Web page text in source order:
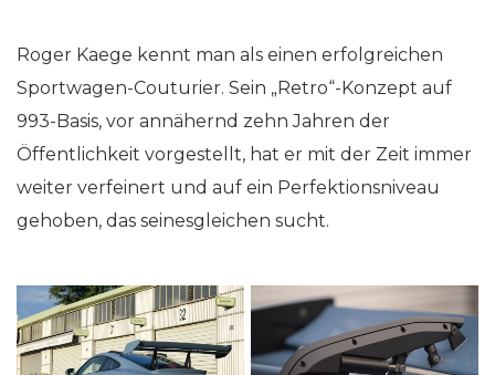
Roger Kaege kennt man als einen erfolgreichen
Sportwagen-Couturier. Sein „Retro“-Konzept auf
993-Basis, vor annähernd zehn Jahren der
Öffentlichkeit vorgestellt, hat er mit der Zeit immer
weiter verfeinert und auf ein Perfektionsniveau
gehoben, das seinesgleichen sucht.